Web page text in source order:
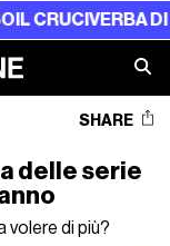
DI NSS
SHARE
delle serie
volere di più?